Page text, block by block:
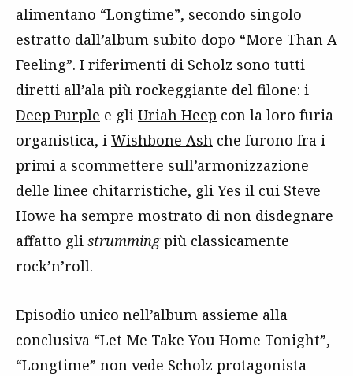
alimentano “Longtime”, secondo singolo
estratto dall’album subito dopo “More Than A
Feeling”. I riferimenti di Scholz sono tutti
diretti all’ala più rockeggiante del filone: i
Deep Purple e gli Uriah Heep con la loro furia
organistica, i Wishbone Ash che furono fra i
primi a scommettere sull’armonizzazione
delle linee chitarristiche, gli Yes il cui Steve
Howe ha sempre mostrato di non disdegnare
affatto gli strummingpiù classicamente
rock’n’roll.
Episodio unico nell’album assieme alla
conclusiva “Let Me Take You Home Tonight”,
“Longtime” non vede Scholz protagonista